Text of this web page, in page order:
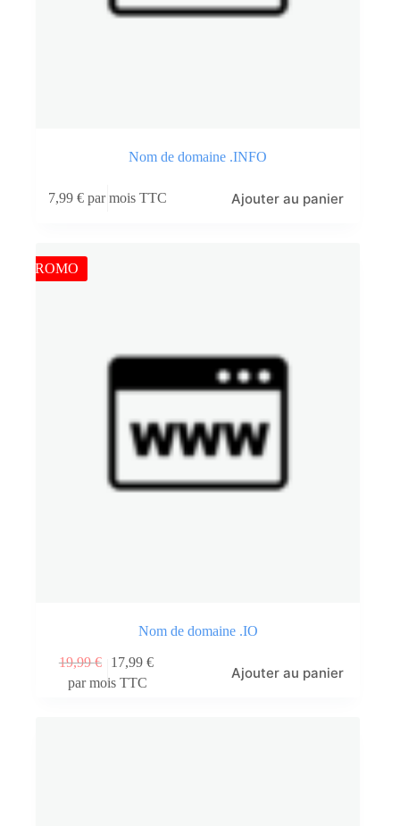
Nom de domaine .INFO
7,99€ par mois TTC Ajouter au panier
PROMO
Nom de domaine .IO
19,99€ 17,99 €
par mois TTC
Ajouter au panier